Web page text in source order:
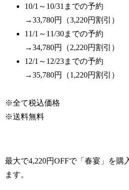
10/1～10/31までの予約
→33,780円（3,220円割引）
11/1～11/30までの予約
→34,780円（2,220円割引）
12/1～12/23までの予約
→35,780円（1,220円割引）
※全て税込価格
※送料無料
最大で4,220円OFFで「春宴」を購
ます。